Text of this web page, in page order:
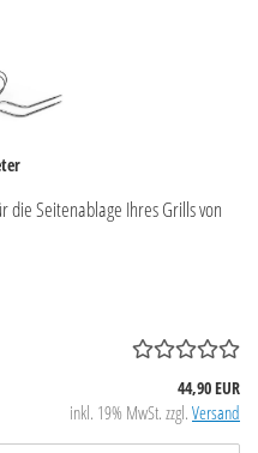
Seitenablage Ihres Grills von
44,90 EUR
inkl. 19% MwSt. zzgl. Versand